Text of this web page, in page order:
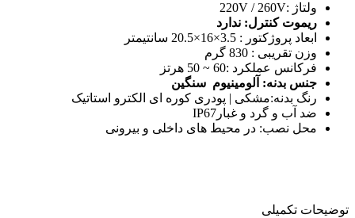
ولتاژ :220V / 260V
ریموت کنترل: ندارد
ابعاد پروژکتور : 3.5×16×20.5 سانتیمتر
وزن تقریبی : 830 گرم
فرکانس عملکرد :60 ~ 50 هرتز
جنس بدنه: آلومینیوم سنگین
رنگ بدنه:مشکی | پودری کوره ای الکترو استاتیک
ضد آب و گرد و غبارIP67
محل نصب: در محیط های داخلی و بیرونی
توضیحات تکمیلی